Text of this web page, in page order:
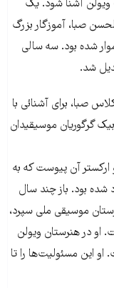
آشنا شود. یک
صبا، آموزگار بزرگ
شده بود. سه سالی
شد.
صبا، برای آشنائی با
گرگوریان موسیقیدان
آن پیوست که به
۱۳۲۳ در تهران بنیاد شده بود. باز چند سال
به هنرستان موسیقی ملی سپرد،
او در هنرستان ویولن
این مسئولیت‌ها را تا